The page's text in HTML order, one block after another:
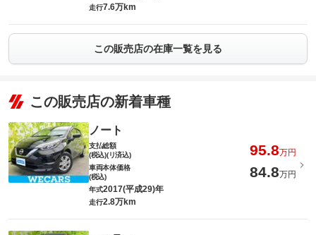
走行7.6万km
この販売店の在庫一覧を見る
この販売店の新着車種
ノート
支払総額
(税込)(リ済込)
95.8万円
車両本体価格
(税込)
84.8万円
年式2017(平成29)年
走行2.8万km